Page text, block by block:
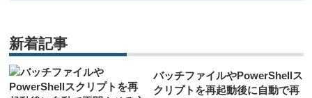
新着記事
バッチファイルやPowerShellス
クリプトを再起動後に自動で再